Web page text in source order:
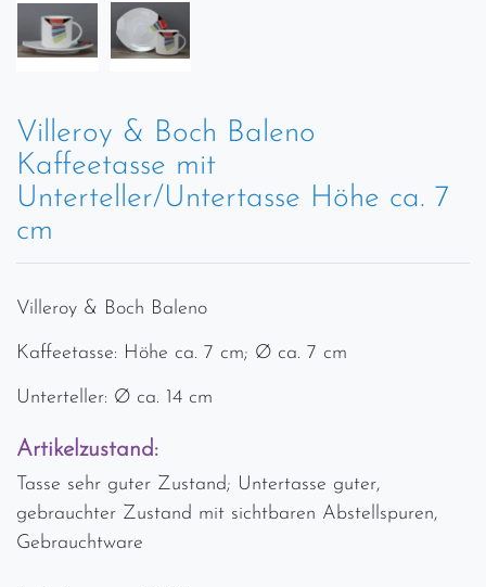
Villeroy & Boch Baleno
Kaffeetasse mit
Unterteller/Untertasse Höhe ca. 7
cm
Villeroy & Boch Baleno
Kaffeetasse: Höhe ca. 7 cm; Ø ca. 7 cm
Unterteller: Ø ca. 14 cm
Artikelzustand:
Tasse sehr guter Zustand; Untertasse guter,
gebrauchter Zustand mit sichtbaren Abstellspuren,
Gebrauchtware